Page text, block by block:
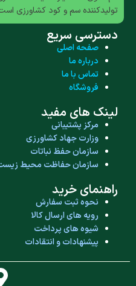
یکنواختی شکل و اندازه
میوه و افزایش خاصیت
انبارداری میوه
تولیدکننده سم و کود کشاورزی
دسترسی سریع
صفحه اصلی
درباره ما
تماس با ما
فروشگاه
لینک های مفید
مرکز پشتیبانی
وزارت جهاد کشاورزی
سازمان حفظ نباتات
سازمان حفاظت محیط
راهنمای خرید
نحوه ثبت سفارش
رویه های ارسال کالا
شیوه های پرداخت
پیشنهادات و انتقادات